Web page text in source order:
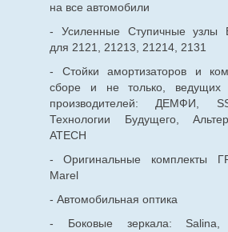
на все автомобили
- Усиленные Ступичные узлы
для 2121, 21213, 21214, 2131
- Стойки амортизаторов и
сборе и не только, ведущих
производителей: ДЕМФИ,
Технологии Будущего,
ATECH
- Оригинальные комплекты
Marel
- Автомобильная оптика
- Боковые зеркала: Salina,